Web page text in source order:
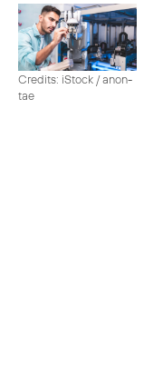
Credits: iStock / anon-
tae